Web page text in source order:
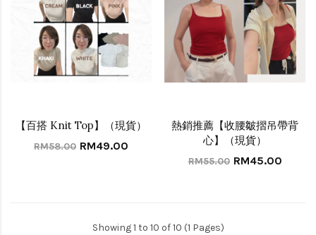
【百搭 Knit Top】（現貨）
RM58.00 RM49.00
熱銷推薦【收腰皺摺吊帶背
心】（現貨）
RM55.00 RM45.00
Showing 1 to 10 of 10 (1 Pages)